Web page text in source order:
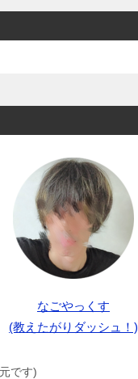
なごやっくす
(教えたがりダッシュ！)
です)